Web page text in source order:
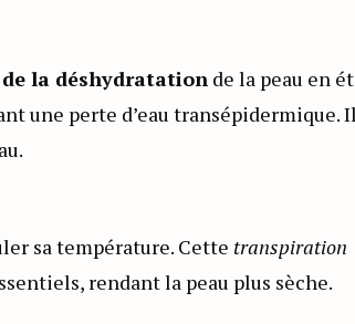
de la déshydratation de la peau en
une perte d’eau transépidermique.
sa température. Cette transpiration
rendant la peau plus sèche.